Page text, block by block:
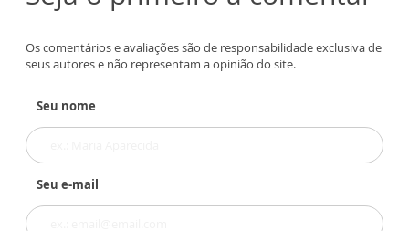
Os comentários e avaliações são de responsabilidade exclusiva de
seus autores e não representam a opinião do site.
Seu nome
Seu e-mail